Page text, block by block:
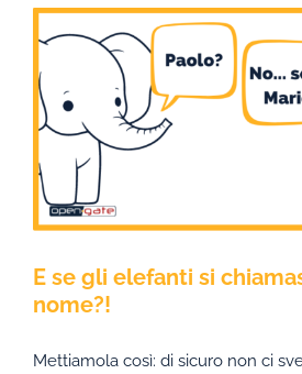
E se gli elefanti si
nome?!
Mettiamola così: di sicuro non ci